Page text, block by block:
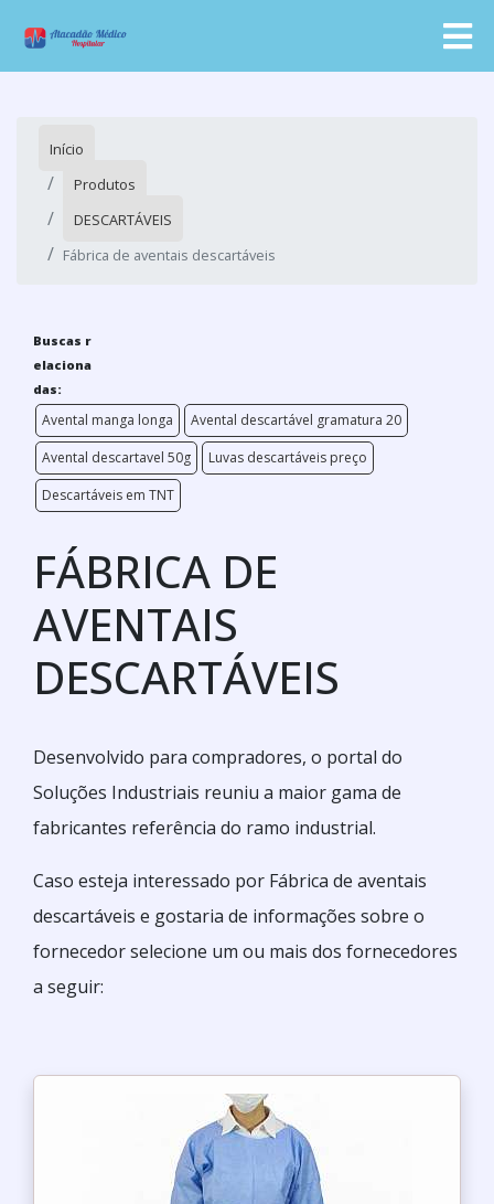
Início
Produtos
DESCARTÁVEIS
Fábrica de aventais descartáveis
Buscas r
elaciona
das:
Avental manga longa
Avental descartável gramatura 20
Avental descartavel 50g
Luvas descartáveis preço
Descartáveis em TNT
FÁBRICA DE
AVENTAIS
DESCARTÁVEIS
Desenvolvido para compradores, o portal do
Soluções Industriais reuniu a maior gama de
fabricantes referência do ramo industrial.
Caso esteja interessado por Fábrica de aventais
descartáveis e gostaria de informações sobre o
fornecedor selecione um ou mais dos fornecedores
a seguir: